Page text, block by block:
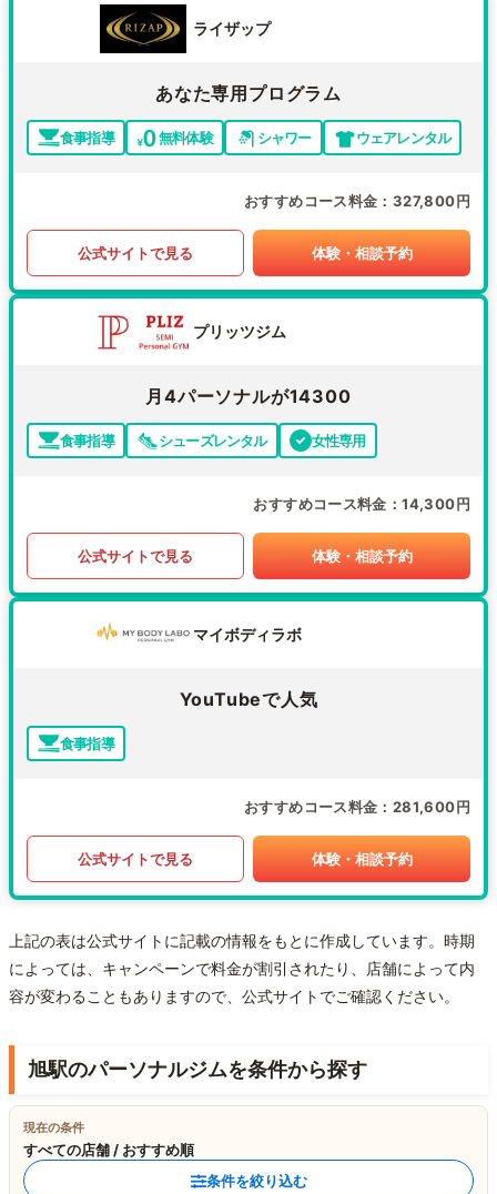
ライザップ
あなた専用プログラム
食事指導 無料体験 シャワー ウェアレンタル
おすすめコース料金 327,800円
公式サイトで見る 体験・相談予約
プリッツジム
月4パーソナルが14300
食事指導 シューズレンタル 女性専用
おすすめコース料金 14,300円
公式サイトで見る 体験・相談予約
マイボディラボ
YouTubeで人気
食事指導
おすすめコース料金 281,600円
公式サイトで見る 体験・相談予約
上記の表は公式サイトに記載の情報をもとに作成しています。時期
によっては、キャンペーンで料金が割引されたり、店舗によって内
容が変わることもありますので、公式サイトでご確認ください。
旭駅のパーソナルジムを条件から探す
現在の条件
すべての店舗 / おすすめ順
条件を絞り込む